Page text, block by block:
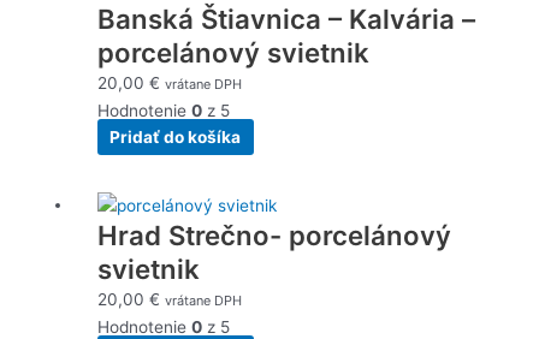
Banská Štiavnica – Kalvária –
porcelánový svietnik
20,00€ vrátane DPH
Hodnotenie0 z 5
Pridať do košíka
Hrad Strečno- porcelánový
svietnik
20,00€ vrátane DPH
Hodnotenie0 z 5